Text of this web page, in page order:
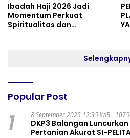
Ibadah Haji 2026 Jadi
Momentum Perkuat
Spiritualitas dan
Popular Post
1 8 September 2025 12:35 WIB
DKP3 Balangan
Pertanian Akurat SI-